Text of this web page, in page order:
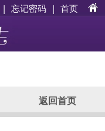
| 忘记密码 | 首页
返回首页